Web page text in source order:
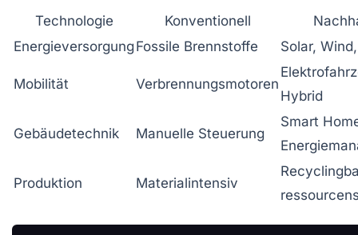
Technologie Konventionell
Energieversorgung Fossile Brennstoffe Solar,
Mobilität Verbrennungsmotoren
Hybrid
Gebäudetechnik Manuelle Steuerung
Smart
Produktion Materialintensiv